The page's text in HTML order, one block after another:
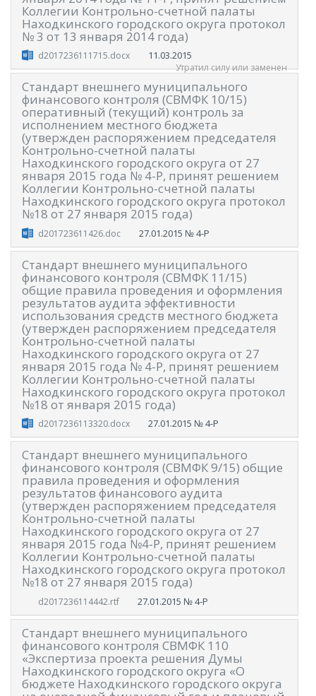
Коллегии Контрольно-счетной палаты
Находкинского городского округа протокол
№ 3 от 13 января 2014 года)
d2017236111715.docx 11.03.2015
Утратил силу или заменен
Стандарт внешнего муниципального
финансового контроля (СВМФК 10/15)
оперативный (текущий) контроль за
исполнением местного бюджета
(утвержден распоряжением председателя
Контрольно-счетной палаты
Находкинского городского округа от 27
января 2015 года № 4-Р, принят решением
Коллегии Контрольно-счетной палаты
Находкинского городского округа протокол
№18 от 27 января 2015 года)
d201723611426.doc 27.01.2015 № 4-Р
Стандарт внешнего муниципального
финансового контроля (СВМФК 11/15)
общие правила проведения и оформления
результатов аудита эффективности
использования средств местного бюджета
(утвержден распоряжением председателя
Контрольно-счетной палаты
Находкинского городского округа от 27
января 2015 года № 4-Р, принят решением
Коллегии Контрольно-счетной палаты
Находкинского городского округа протокол
№18 от января 2015 года)
d2017236113320.docx 27.01.2015 № 4-Р
Стандарт внешнего муниципального
финансового контроля (СВМФК 9/15) общие
правила проведения и оформления
результатов финансового аудита
(утвержден распоряжением председателя
Контрольно-счетной палаты
Находкинского городского округа от 27
января 2015 года №4-Р, принят решением
Коллегии Контрольно-счетной палаты
Находкинского городского округа протокол
№18 от 27 января 2015 года)
d2017236114442.rtf 27.01.2015 № 4-Р
Стандарт внешнего муниципального
финансового контроля СВМФК 110
«Экспертиза проекта решения Думы
Находкинского городского округа «О
бюджете Находкинского городского округа